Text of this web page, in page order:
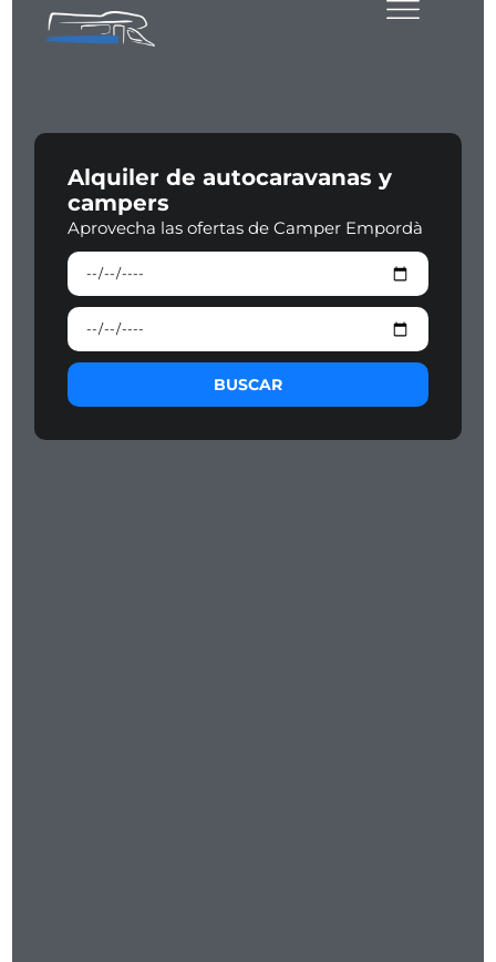
Alquiler de autocaravanas y
campers
Aprovecha las ofertas de Camper Empordà
BUSCAR